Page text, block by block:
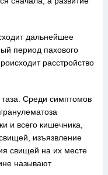
дальнейшее
период пахового
расстройство
таза. Среди симптомов
и всего кишечника,
изъязвление
свищей на их месте
называют